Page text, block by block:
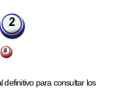
definitivo para consultar los